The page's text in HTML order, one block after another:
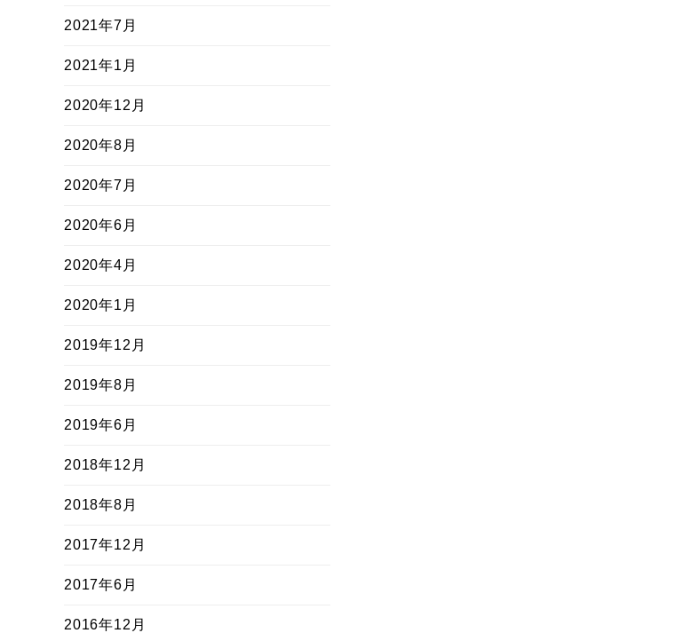
2021年7月
2021年1月
2020年12月
2020年8月
2020年7月
2020年6月
2020年4月
2020年1月
2019年12月
2019年8月
2019年6月
2018年12月
2018年8月
2017年12月
2017年6月
2016年12月